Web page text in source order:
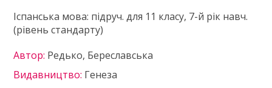
Іспанська мова: підруч. для 11 класу, 7-й рік навч.
(рівень стандарту)
Автор: Редько, Береславська
Видавництво: Генеза